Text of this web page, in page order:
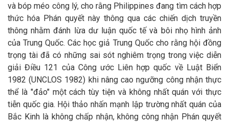
và bóp méo công lý, cho rằng Philippines đang tìm cách hợp
thức hóa Phán quyết này thông qua các chiến dịch truyền
thông nhằm đánh lừa dư luận quốc tế và bôi nhọ hình ảnh
của Trung Quốc. Các học giả Trung Quốc cho rằng hội đồng
trọng tài đã có những sai sót nghiêm trọng trong việc diễn
giải Điều 121 của Công ước Liên hợp quốc về Luật Biển
1982 (UNCLOS 1982) khi nâng cao ngưỡng công nhận thực
thể là "đảo" một cách tùy tiện và không nhất quán với thực
tiễn quốc gia. Hội thảo nhấn mạnh lập trường nhất quán của
Bắc Kinh là không chấp nhận, không công nhận Phán quyết